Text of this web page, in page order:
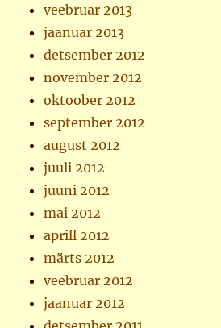
veebruar 2013
jaanuar 2013
detsember 2012
november 2012
oktoober 2012
september 2012
august 2012
juuli 2012
juuni 2012
mai 2012
aprill 2012
märts 2012
veebruar 2012
jaanuar 2012